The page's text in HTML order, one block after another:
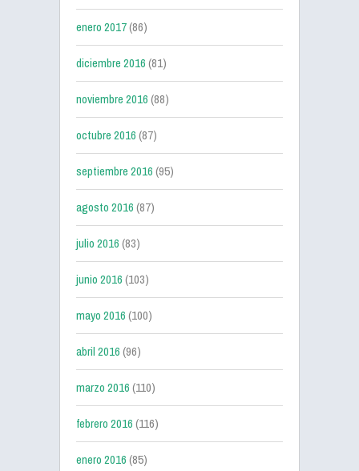
enero 2017(86)
diciembre 2016(81)
noviembre 2016(88)
octubre 2016(87)
septiembre 2016(95)
agosto 2016(87)
julio 2016(83)
junio 2016(103)
mayo 2016(100)
abril 2016(96)
marzo 2016(110)
febrero 2016(116)
enero 2016(85)